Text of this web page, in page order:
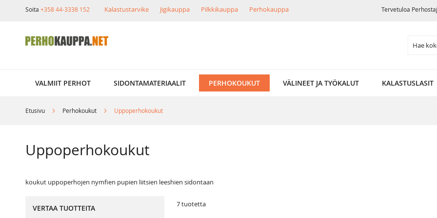
Soita +358 44-3338 152 Tervetuloa
Kalastustarvike Jigikauppa Pilkkikauppa Perhokauppa
VALMIIT PERHOT SIDONTAMATERIAALIT PERHOKOUKUT VÄLINEET JA TYÖKALUT KALASTUSLASIT
Etusivu Perhokoukut Uppoperhokoukut
Uppoperhokoukut
koukut uppoperhojen nymfien pupien liitsien leeshien sidontaan
7tuotetta
VERTAA TUOTTEITA